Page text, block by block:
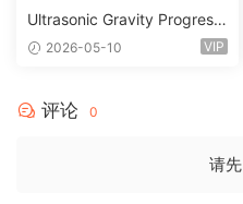
Ultrasonic Gravity Progressi
ve House Sample Pack Ulti
ank-ARCADiA
2026-05-10 VIP
评论 0
请先